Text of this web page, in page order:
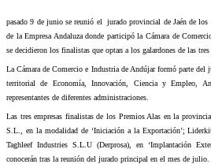
pasado 9 de junio se reunió el jurado provincial de Jaén de
de la Empresa Andaluza donde participó la Cámara de
se decidieron los finalistas que optan a los galardones de las tres
La Cámara de Comercio e Industria de Andújar formó parte del
territorial de Economía, Innovación, Ciencia y Empleo,
representantes de diferentes administraciones.
Las tres empresas finalistas de los Premios Alas en la
S.L., en la modalidad de ‘Iniciación a la Exportación’;
Taghleef Industries S.L.U (Derprosa), en ‘Implantación
conocerán tras la reunión del jurado principal en el mes de julio.